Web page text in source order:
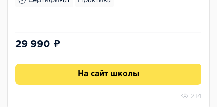
29 990 ₽
На сайт школы
214